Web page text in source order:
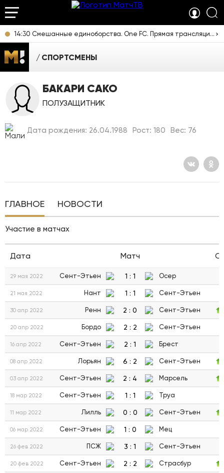
14:30 Смешанные единоборства. One FC. Прямая трансляция из Таиланда
СПОРТСМЕНЫ
БАКАРИ САКО
ПОЛУЗАЩИТНИК
Дата рождения: 26.04.1988 Рост: 180 Вес: 76
ГЛАВНОЕ НОВОСТИ
Участие в матчах
Дата Матч
29 мая 2022 Сент-Этьен 1 : 1 Осер
21 мая 2022 Нант 1 : 1 Сент-Этьен
30 апр 2022 Ренн 2 : 0 Сент-Этьен
20 апр 2022 Бордо 2 : 2 Сент-Этьен
16 апр 2022 Сент-Этьен 2 : 1 Брест
08 апр 2022 Лорьян 6 : 2 Сент-Этьен
03 апр 2022 Сент-Этьен 2 : 4 Марсель
18 мар 2022 Сент-Этьен 1 : 1 Труа
11 мар 2022 Лилль 0 : 0 Сент-Этьен
06 мар 2022 Сент-Этьен 1 : 0 Мец
26 фев 2022 ПСЖ 3 : 1 Сент-Этьен
20 фев 2022 Сент-Этьен 2 : 2 Страсбур